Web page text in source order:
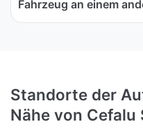
Fahrzeug an einem
Standorte der
Nähe von